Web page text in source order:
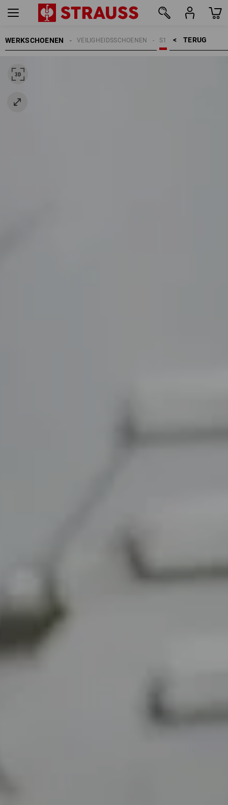
WERKSCHOENEN TERUG    >
S1
VEILIGHEIDSSCHOENEN